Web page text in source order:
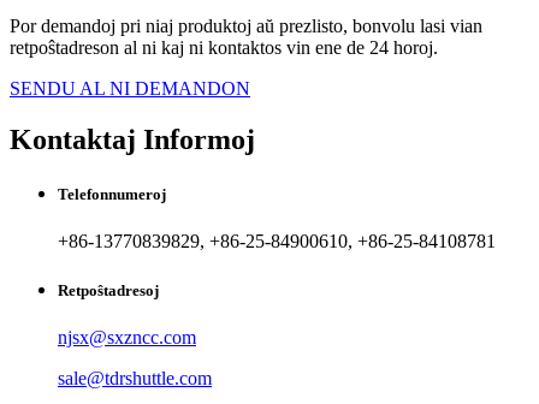
Por demandoj pri niaj produktoj aŭ prezlisto, bonvolu lasi vian
retpoŝtadreson al ni kaj ni kontaktos vin ene de 24 horoj.
SENDU AL NI DEMANDON
Kontaktaj Informoj
Telefonnumeroj
+86-13770839829, +86-25-84900610, +86-25-84108781
Retpoŝtadresoj
njsx@sxzncc.com
sale@tdrshuttle.com